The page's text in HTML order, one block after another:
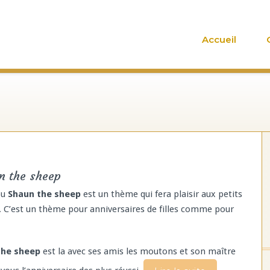
Accueil
the sheep
Shaun the sheep est un thème qui fera plaisir aux petits
un thème pour anniversaires de filles comme pour
sheep est la avec ses amis les moutons et son maître